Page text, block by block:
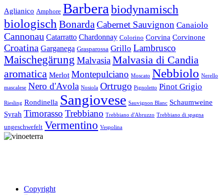
Aglianico Amphore Barbera biodynamisch
biologisch Bonarda Cabernet Sauvignon Canaiolo
Cannonau Catarratto Chardonnay Colorino Corvina Corvinone
Croatina Garganega Grasparossa Grillo Lambrusco
Maischegärung MalvasiaMalvasia di Candia
aromatica Merlot Montepulciano Moscato Nebbiolo Nerello
mascalese Nero d'Avola Nosiola Ortrugo Pignoletto Pinot Grigio
Riesling Rondinella Sangiovese Sauvignon Blanc Schaumweine
Syrah Timorasso Trebbiano Trebbiano d'Abruzzo Trebbiano di spagna
ungeschwefelt Vermentino Vespolina
Copyright